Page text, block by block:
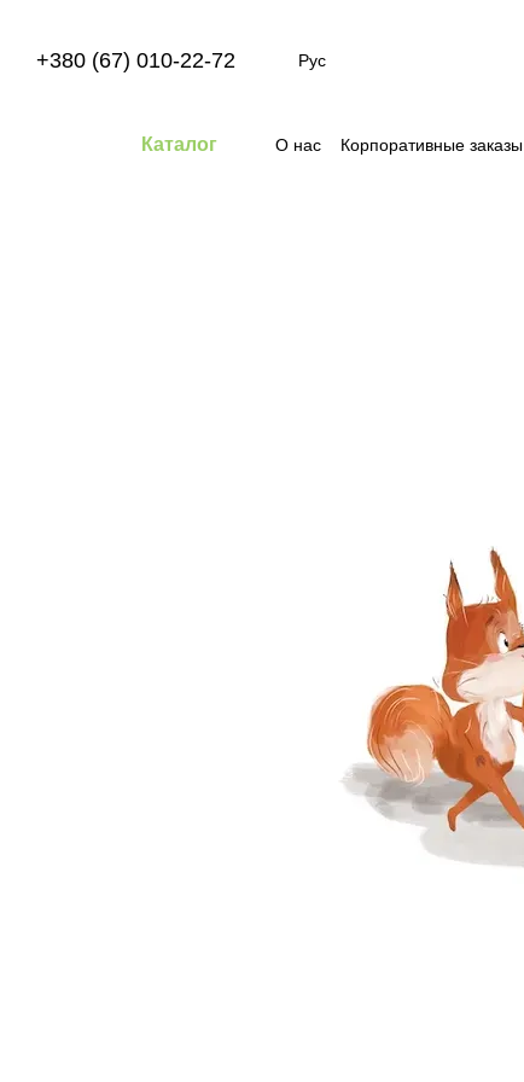
+380 (67) 010-22-72 Рус
Каталог О нас Корпоративные заказы